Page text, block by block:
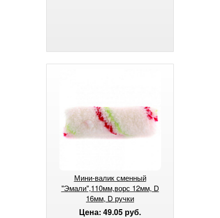
Мини-валик сменный
"Эмали",110мм,ворс 12мм, D
16мм, D ручки
6мм,полиамид,полиакрил//
Цена: 49.05 руб.